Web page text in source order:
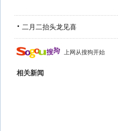
二月二抬头龙见喜
上网从搜狗开始
相关新闻